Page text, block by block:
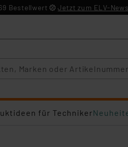
Bestellwert Jetzt zum ELV-
für Techniker